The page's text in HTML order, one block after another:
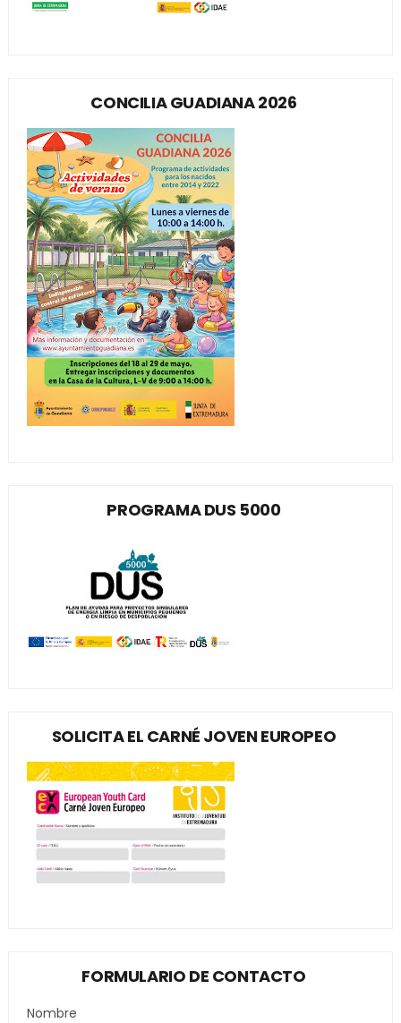
CONCILIA GUADIANA 2026
PROGRAMA DUS 5000
SOLICITA EL CARNÉ JOVEN EUROPEO
FORMULARIO DE CONTACTO
Nombre